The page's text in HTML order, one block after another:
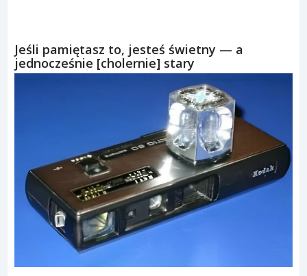
Jeśli pamiętasz to, jesteś świetny — a
jednocześnie [cholernie] stary